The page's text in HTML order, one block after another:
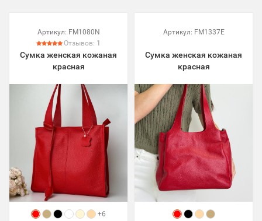
Артикул: FM1080N
Отзывов: 1
Сумка женская кожаная
красная
+6
Артикул: FM1337E
Сумка женская кожаная
красная